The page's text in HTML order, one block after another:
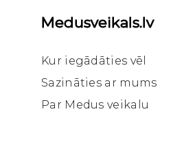
Medusveikals.lv
Kur iegādāties vēl
Sazināties ar mums
Par Medus veikalu